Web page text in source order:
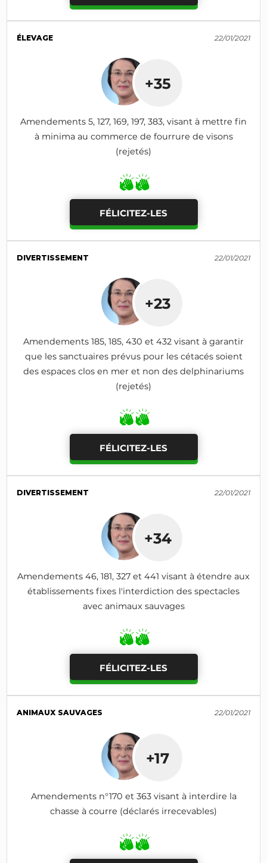
ÉLEVAGE 22/01/2021
+35
Amendements 5, 127, 169, 197, 383, visant à mettre fin
à minima au commerce de fourrure de visons
(rejetés)
FÉLICITEZ-LES
DIVERTISSEMENT 22/01/2021
+23
Amendements 185, 185, 430 et 432 visant à garantir
que les sanctuaires prévus pour les cétacés soient
des espaces clos en mer et non des delphinariums
(rejetés)
FÉLICITEZ-LES
DIVERTISSEMENT 22/01/2021
+34
Amendements 46, 181, 327 et 441 visant à étendre aux
établissements fixes l'interdiction des spectacles
avec animaux sauvages
FÉLICITEZ-LES
ANIMAUX SAUVAGES 22/01/2021
+17
Amendements n°170 et 363 visant à interdire la
chasse à courre (déclarés irrecevables)